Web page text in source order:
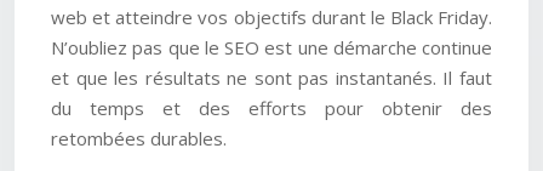
web et atteindre vos objectifs durant le Black Friday.
N’oubliez pas que le SEO est une démarche continue
et que les résultats ne sont pas instantanés. Il faut
du temps et des efforts pour obtenir des
retombées durables.